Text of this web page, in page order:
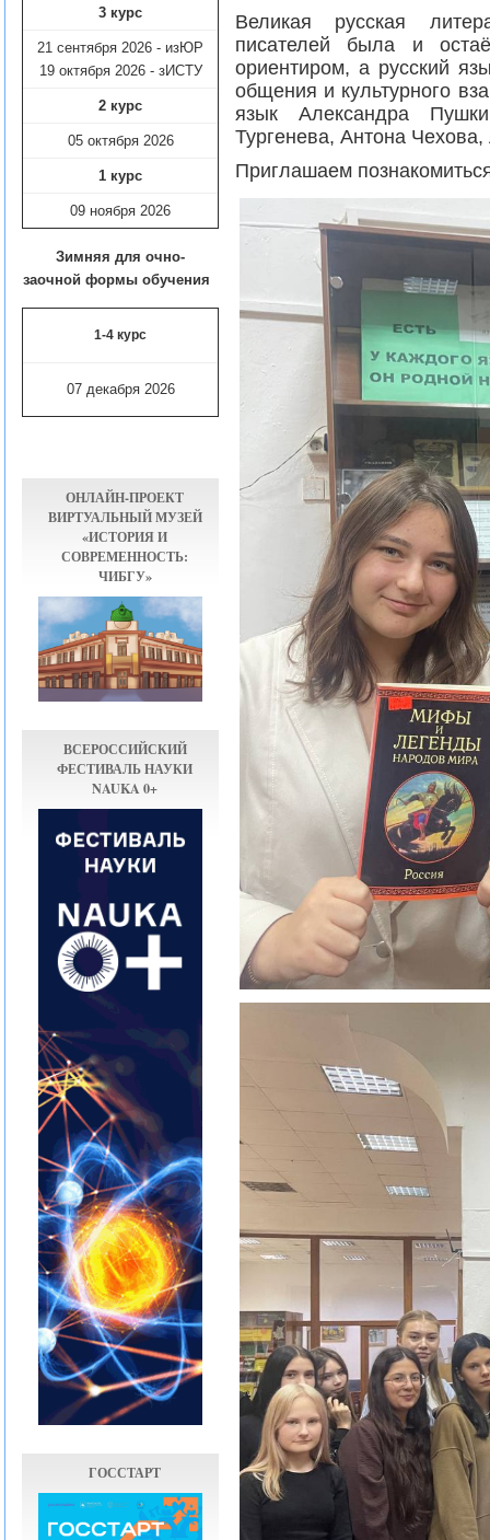
3 курс
21 сентября 2026 - изЮР
19 октября 2026 - зИСТУ
2 курс
05 октября 2026
1 курс
09 ноября 2026
Зимняя для очно-
заочной формы обучения
1-4 курс
07 декабря 2026
ОНЛАЙН-ПРОЕКТ
ВИРТУАЛЬНЫЙ МУЗЕЙ
«ИСТОРИЯ И
СОВРЕМЕННОСТЬ:
ЧИБГУ»
ВСЕРОССИЙСКИЙ
ФЕСТИВАЛЬ НАУКИ
NAUKA 0+
ГОССТАРТ
Великая русская
писателей была и
ориентиром, а русский
общения и культурного
язык Александра
Тургенева, Антона Чехова,
Приглашаем